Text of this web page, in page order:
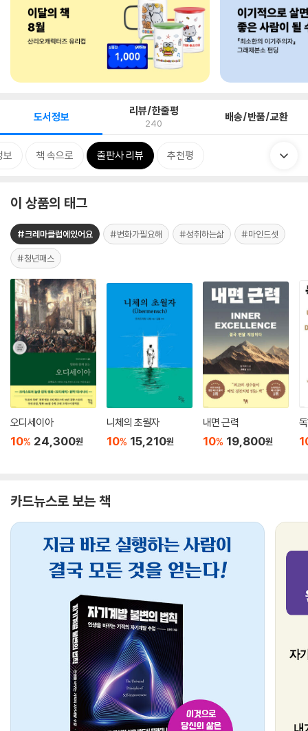
도서정보 리뷰/한줄평
240 배송/반품/교환
보 책 속으로 출판사 리뷰 추천평
이 상품의 태그
#크레마클럽에있어요 #변화가필요해 #성취하는삶 #마인드셋
#청년패스
오디세이아
10% 24,300원
니체의 초월자
10% 15,210원
내면 근력
10% 19,800원
카드뉴스로 보는 책